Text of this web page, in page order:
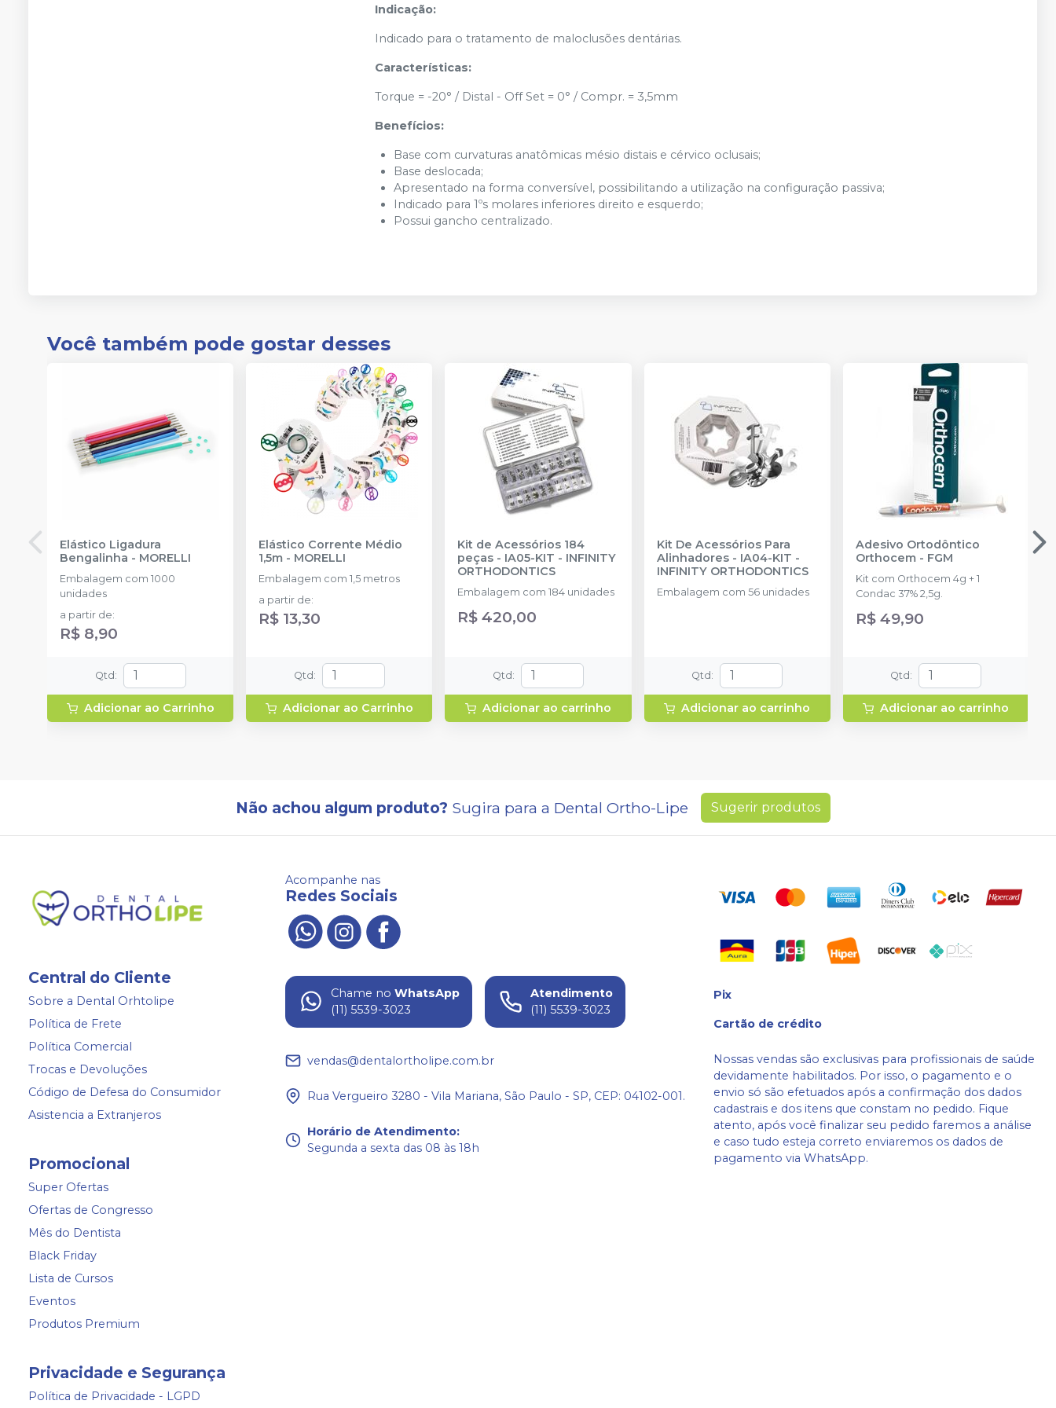
Indicação:
Indicado para o tratamento de maloclusões dentárias.
Características:
Torque = -20° / Distal - Off Set = 0° / Compr. = 3,5mm
Benefícios:
Base com curvaturas anatômicas mésio distais e cérvico oclusais;
Base deslocada;
Apresentado na forma conversível, possibilitando a utilização na configuração passiva;
Indicado para 1ºs molares inferiores direito e esquerdo;
Possui gancho centralizado.
Você também pode gostar desses
Elástico Ligadura
Bengalinha - MORELLI
Embalagem com 1000
unidades
a partir de:
R$ 8,90
Qtd :
Adicionar ao Carrinho
Elástico Corrente Médio
1,5m - MORELLI
Embalagem com 1,5 metros
a partir de:
R$ 13,30
Qtd :
Adicionar ao Carrinho
Kit de Acessórios 184
peças - IA05-KIT - INFINITY
ORTHODONTICS
Embalagem com 184 unidades
R$ 420,00
Qtd :
Adicionar ao carrinho
Kit De Acessórios Para
Alinhadores - IA04-KIT -
INFINITY ORTHODONTICS
Embalagem com 56 unidades
Qtd :
Adicionar ao carrinho
Adesivo Ortodôntico
Orthocem- FGM
Kit com Orthocem 4g + 1
Condac 37% 2,5g.
R$ 49,90
Qtd :
Adicionar ao carrinho
Não achou algum produto? Sugira para a Dental Ortho-Lipe Sugerir produtos
Central do Cliente
Sobre a Dental Orhtolipe
Política de Frete
Política Comercial
Trocas e Devoluções
Código de Defesa do Consumidor
Asistencia a Extranjeros
Promocional
Super Ofertas
Ofertas de Congresso
Mês do Dentista
Black Friday
Lista de Cursos
Eventos
Produtos Premium
Privacidade e Segurança
Política de Privacidade - LGPD
Acompanhe nas
Redes Sociais
Chame no WhatsApp
(11) 5539-3023
Atendimento
(11) 5539-3023
vendas@dentalortholipe.com.br
Rua Vergueiro 3280 - Vila Mariana, São Paulo - SP, CEP: 04102-001.
Horário de Atendimento:
Segunda a sexta das 08 às 18h
Pix
Cartão de crédito
Nossas vendas são exclusivas para profissionais de saúde
devidamente habilitados. Por isso, o pagamento e o
envio só são efetuados após a confirmação dos dados
cadastrais e dos itens que constam no pedido. Fique
atento, após você finalizar seu pedido faremos a análise
e caso tudo esteja correto enviaremos os dados de
pagamento via WhatsApp.